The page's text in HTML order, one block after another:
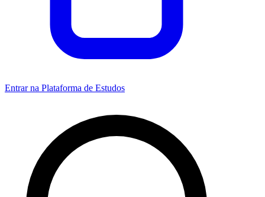
Entrar na Plataforma de Estudos